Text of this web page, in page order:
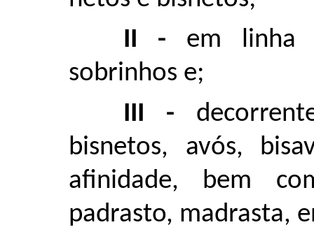
II - em linha
sobrinhos e;
III -
bisnetos, avós,
afinidade, bem
padrasto, madrasta,